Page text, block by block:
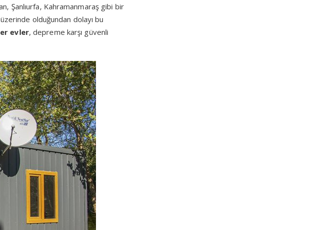
Şanlıurfa, Kahramanmaraş gibi bir
olduğundan dolayı bu
evler, depreme karşı güvenli